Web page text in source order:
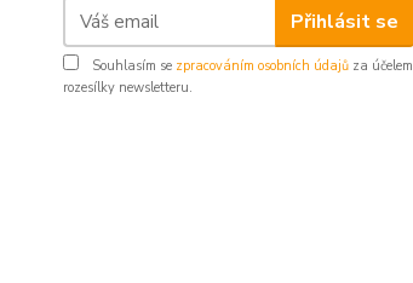
Přihlásit se
Souhlasím se zpracováním osobních údajů za účelem
rozesílky newsletteru.